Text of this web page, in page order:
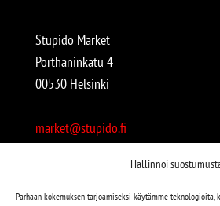
Hallinnoi
Parhaan kokemuksen tarjoamiseksi käytämme teknologioita,
Stupido Market
Porthaninkatu 4
00530 Helsinki
market@stupido.fi
Avoinna: